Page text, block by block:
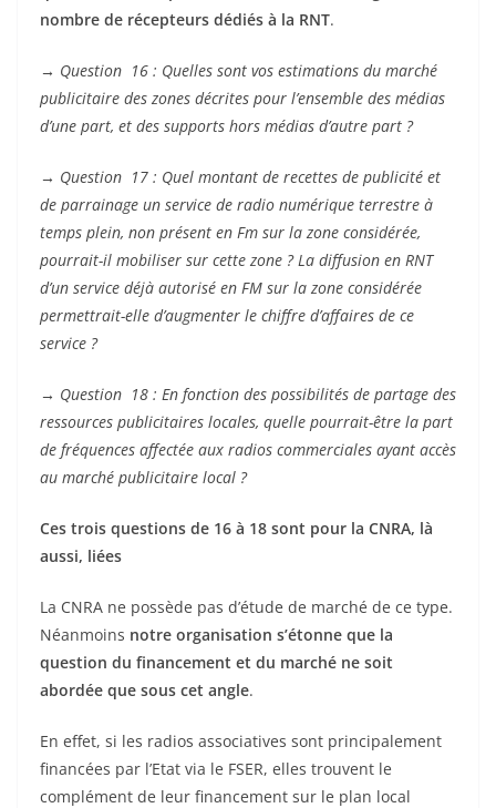
nombre de récepteurs dédiés à la RNT.
→ Question 16 : Quelles sont vos estimations du marché
publicitaire des zones décrites pour l’ensemble des médias
d’une part, et des supports hors médias d’autre part ?
→ Question 17 : Quel montant de recettes de publicité et
de parrainage un service de radio numérique terrestre à
temps plein, non présent en Fm sur la zone considérée,
pourrait-il mobiliser sur cette zone ? La diffusion en RNT
d’un service déjà autorisé en FM sur la zone considérée
permettrait-elle d’augmenter le chiffre d’affaires de ce
service ?
→ Question 18 : En fonction des possibilités de partage des
ressources publicitaires locales, quelle pourrait-être la part
de fréquences affectée aux radios commerciales ayant accès
au marché publicitaire local ?
Ces trois questions de 16 à 18 sont pour la CNRA, là
aussi, liées
La CNRA ne possède pas d’étude de marché de ce type.
Néanmoins notre organisation s’étonne que la
question du financement et du marché ne soit
abordée que sous cet angle.
En effet, si les radios associatives sont principalement
financées par l’Etat via le FSER, elles trouvent le
complément de leur financement sur le plan local